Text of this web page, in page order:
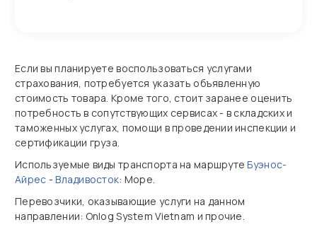
Если вы планируете воспользоваться услугами
страхования, потребуется указать объявленную
стоимость товара. Кроме того, стоит заранее оценить
потребность в сопутствующих сервисах - в складских и
таможенных услугах, помощи в проведении инспекции и
сертификации груза.
Используемые виды транспорта на маршрутеБуэнос-
Айрес -Владивосток: Море.
Перевозчики, оказывающие услуги на данном
направлении: Onlog System Vietnam и прочие.